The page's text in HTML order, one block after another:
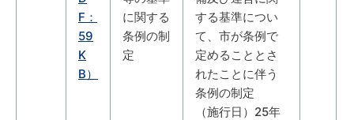
F：
59
K
B）
に関する
条例の制
定
する基準につい
て、市が条例で
定めることとさ
れたことに伴う
条例の制定
（施行日）25年